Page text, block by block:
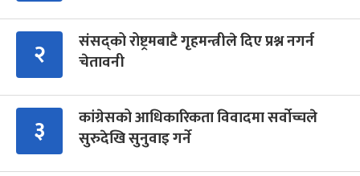
२
संसद्को रोष्ट्रमबाटै गृहमन्त्रीले दिए प्रश्न नगर्न
चेतावनी
३
कांग्रेसको आधिकारिकता विवादमा सर्वोच्चले
सुरुदेखि सुनुवाइ गर्ने